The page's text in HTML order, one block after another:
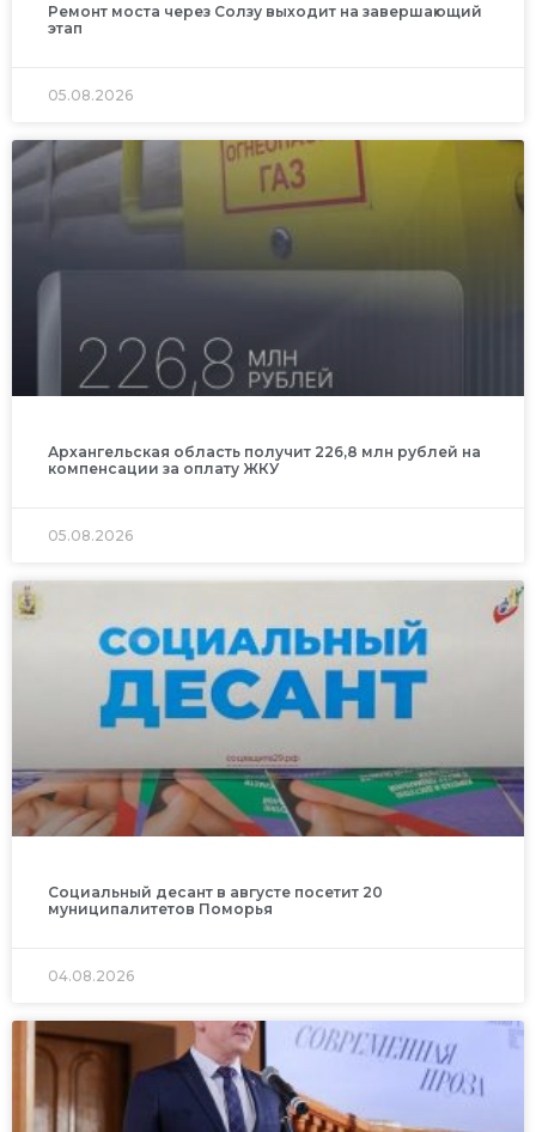
Ремонт моста через Солзу выходит на завершающий
этап
05.08.2026
Архангельская область получит 226,8 млн рублей на
компенсации за оплату ЖКУ
05.08.2026
Социальный десант в августе посетит 20
муниципалитетов Поморья
04.08.2026